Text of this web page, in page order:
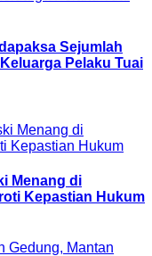
Sejumlah
Pelaku Tuai
Menang di
Kepastian Hukum